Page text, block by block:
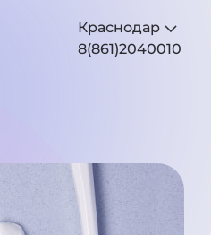
Краснодар
8(861)2040010